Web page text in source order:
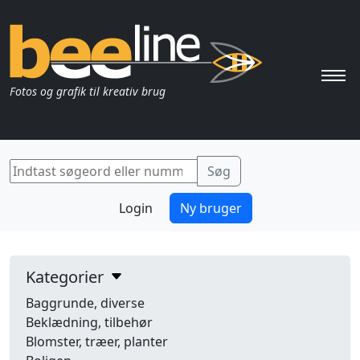
Fotos og grafik til kreativ brug
Login Ny bruger
Kategorier
Baggrunde, diverse
Beklædning, tilbehør
Blomster, træer, planter